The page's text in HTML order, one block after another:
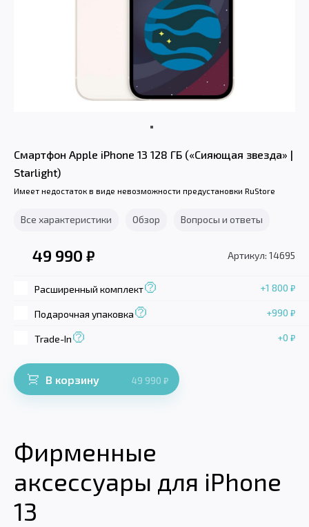
Смартфон Apple iPhone 13 128 ГБ («Сияющая звезда» |
Starlight)
Имеет недостаток в виде невозможности предустановки RuStore
Все характеристики Обзор Вопросы и ответы
49 990 ₽ Артикул: 14695
Расширенный комплект +1 800 ₽
Подарочная упаковка +990 ₽
Trade-In +0 ₽
В корзину 49 990 ₽
Фирменные
аксессуары для iPhone
13